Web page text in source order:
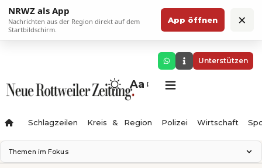
NRWZ als App
Nachrichten aus der Region direkt auf dem
Startbildschirm.
App öffnen ×
Unterstützen
Aa
Schlagzeilen Kreis & Region Polizei Wirtschaft
Themen im Fokus